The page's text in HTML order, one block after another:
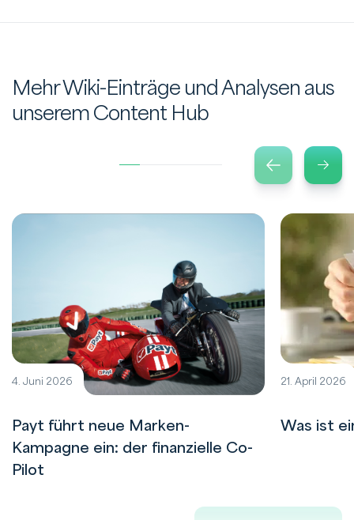
Mehr Wiki-Einträge und Analysen aus
unserem Content Hub
4. Juni 2026
Payt führt neue Marken-
Kampagne ein: der finanzielle Co-
Pilot
21. April 2026
Was ist